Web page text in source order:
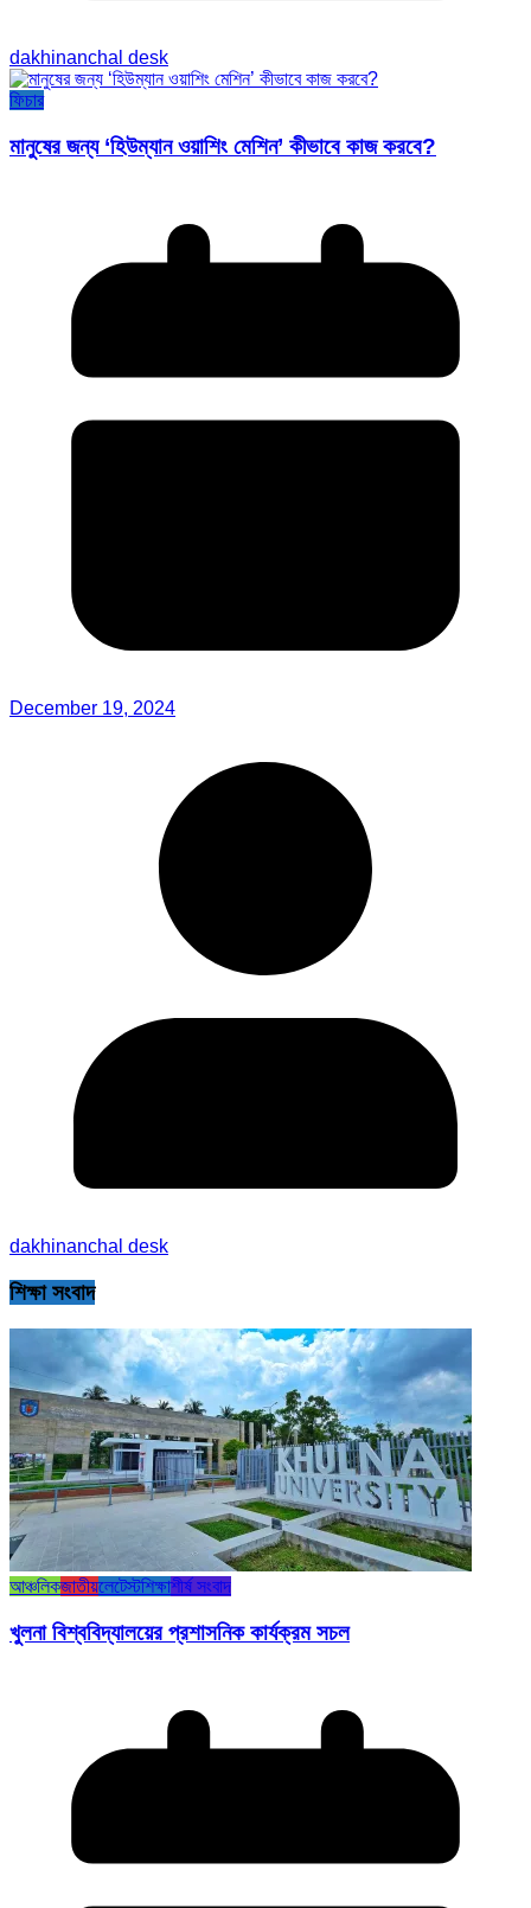
dakhinanchal desk
ফিচার
মানুষের জন্য ‘হিউম্যান ওয়াশিং মেশিন’ কীভাবে কাজ করবে?
December 19, 2024
dakhinanchal desk
শিক্ষা সংবাদ
আঞ্চলিকজাতীয়লেটেস্টশিক্ষাশীর্ষ সংবাদ
খুলনা বিশ্ববিদ্যালয়ের প্রশাসনিক কার্যক্রম সচল